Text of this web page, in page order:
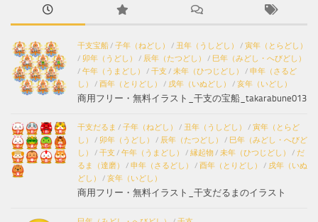
干支宝船/ 子年（ねどし） / 丑年（うしどし） / 寅年（とらどし）
/ 卯年（うどし） / 辰年（たつどし） / 巳年（みどし・へびどし）
/ 午年（うまどし） / 干支 / 未年（ひつじどし） / 申年（さるど
し）
/ 酉年（とりどし） / 戌年（いぬどし） / 亥年（いどし）
商用フリー・無料イラスト_干支の宝船_takarabune013
干支だるま / 子年（ねどし） / 丑年（うしどし） / 寅年（とらど
し）
/ 卯年（うどし） / 辰年（たつどし） / 巳年（みどし・へびど
し）
/ 干支 / 午年（うまどし） / 縁起物/ 未年（ひつじどし） / だ
るま（達磨）
/ 申年（さるどし） / 酉年（とりどし） / 戌年（いぬ
どし）
/ 亥年（いどし）
商用フリー・無料イラスト_干支だるまのイラスト